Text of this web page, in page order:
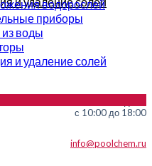
с 10:00 до 18:00
info@poolchem.ru
водорослей
приборы
воды
и удаление солей